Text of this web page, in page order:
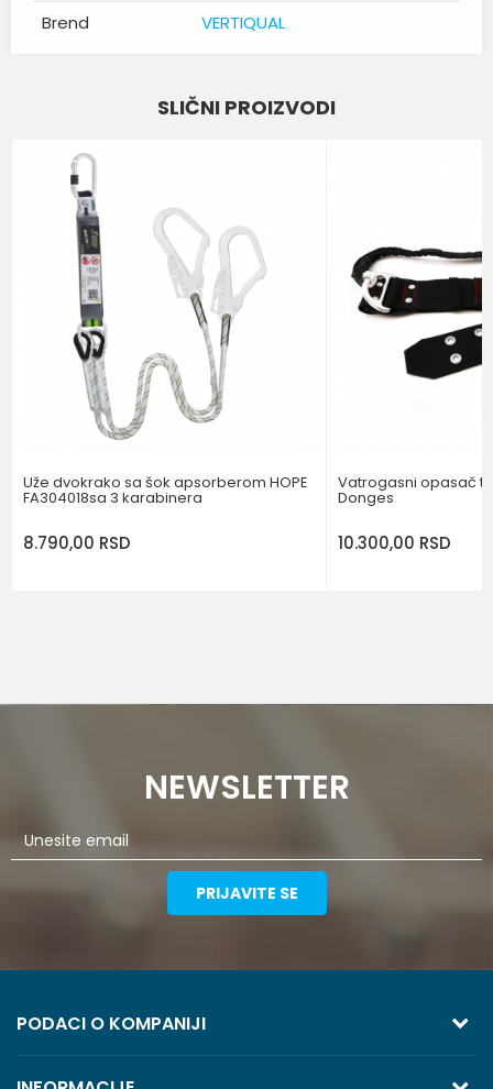
Brend
VERTIQUAL
Poruka
POŠALJI
SLIČNI PROIZVODI
Uže dvokrako sa šok apsorberom HOPE
FA304018sa 3 karabinera
8.790,00 RSD
Vatrogasni opasač
Donges
10.300,00 RSD
NEWSLETTER
PRIJAVITE SE
PODACI O KOMPANIJI